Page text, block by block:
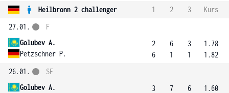
Heilbronn 2 challenger 1 2 3
Kurs
27.01.
Golubev A.
Petzschner P.
F
2
6
6
1
3
1
1.78
1.82
26.01.
Golubev A.
SF
3
7
6
1.60